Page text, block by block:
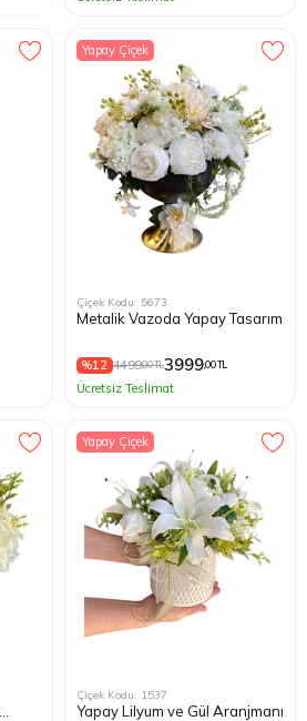
Yapay Çiçek
Çiçek Kodu: 5673
Metalik Vazoda Yapay Tasarım
%12 4499,00 TL3999,00 TL
Ücretsiz Teslimat
Yapay Çiçek
Çiçek Kodu: 1537
Yapay Lilyum ve Gül Aranjmanı